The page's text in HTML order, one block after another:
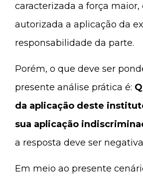
caracterizada a força maior,
autorizada a aplicação da
responsabilidade da parte.
Porém, o que deve ser
presente análise prática é:
da aplicação deste
sua aplicação
a resposta deve ser
Em meio ao presente